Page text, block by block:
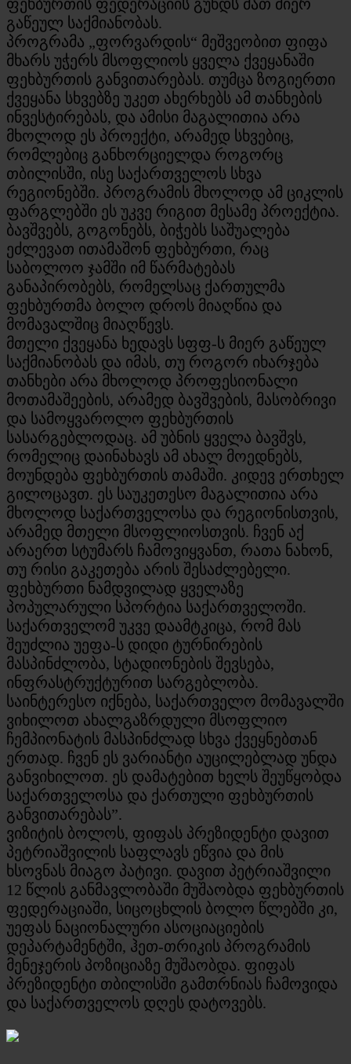
ფეხბურთის ფედერაციის გუნდს მათ მიერ
გაწეულ საქმიანობას.
პროგრამა „ფორვარდის“ მეშვეობით ფიფა
მხარს უჭერს მსოფლიოს ყველა ქვეყანაში
ფეხბურთის განვითარებას. თუმცა ზოგიერთი
ქვეყანა სხვებზე უკეთ ახერხებს ამ თანხების
ინვესტირებას, და ამისი მაგალითია არა
მხოლოდ ეს პროექტი, არამედ სხვებიც,
რომლებიც განხორციელდა როგორც
თბილისში, ისე საქართველოს სხვა
რეგიონებში. პროგრამის მხოლოდ ამ ციკლის
ფარგლებში ეს უკვე რიგით მესამე პროექტია.
ბავშვებს, გოგონებს, ბიჭებს საშუალება
ეძლევათ ითამაშონ ფეხბურთი, რაც
საბოლოო ჯამში იმ წარმატებას
განაპირობებს, რომელსაც ქართულმა
ფეხბურთმა ბოლო დროს მიაღწია და
მომავალშიც მიაღწევს.
მთელი ქვეყანა ხედავს სფფ-ს მიერ გაწეულ
საქმიანობას და იმას, თუ როგორ იხარჯება
თანხები არა მხოლოდ პროფესიონალი
მოთამაშეების, არამედ ბავშვების, მასობრივი
და სამოყვაროლო ფეხბურთის
სასარგებლოდაც. ამ უბნის ყველა ბავშვს,
რომელიც დაინახავს ამ ახალ მოედნებს,
მოუნდება ფეხბურთის თამაში. კიდევ ერთხელ
გილოცავთ. ეს საუკეთესო მაგალითია არა
მხოლოდ საქართველოსა და რეგიონისთვის,
არამედ მთელი მსოფლიოსთვის. ჩვენ აქ
არაერთ სტუმარს ჩამოვიყვანთ, რათა ნახონ,
თუ რისი გაკეთება არის შესაძლებელი.
ფეხბურთი ნამდვილად ყველაზე
პოპულარული სპორტია საქართველოში.
საქართველომ უკვე დაამტკიცა, რომ მას
შეუძლია უეფა-ს დიდი ტურნირების
მასპინძლობა, სტადიონების შევსება,
ინფრასტრუქტურით სარგებლობა.
საინტერესო იქნება, საქართველო მომავალში
ვიხილოთ ახალგაზრდული მსოფლიო
ჩემპიონატის მასპინძლად სხვა ქვეყნებთან
ერთად. ჩვენ ეს ვარიანტი აუცილებლად უნდა
განვიხილოთ. ეს დამატებით ხელს შეუწყობდა
საქართველოსა და ქართული ფეხბურთის
განვითარებას”.
ვიზიტის ბოლოს, ფიფას პრეზიდენტი დავით
პეტრიაშვილის საფლავს ეწვია და მის
ხსოვნას მიაგო პატივი. დავით პეტრიაშვილი
12 წლის განმავლობაში მუშაობდა ფეხბურთის
ფედერაციაში, სიცოცხლის ბოლო წლებში კი,
უეფას ნაციონალური ასოციაციების
დეპარტამენტში, ჰეთ-თრიკის პროგრამის
მენეჯერის პოზიციაზე მუშაობდა. ფიფას
პრეზიდენტი თბილისში გამთრნიას ჩამოვიდა
და საქართველოს დღეს დატოვებს.